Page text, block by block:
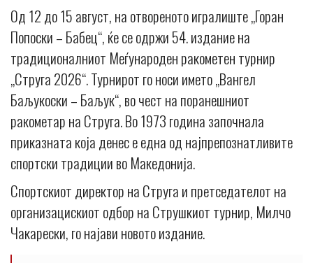
Од 12 до 15 август, на отвореното игралиште „Горан
Попоски – Бабец“, ќе се одржи 54. издание на
традиционалниот Меѓународен ракометен турнир
„Струга 2026“. Турнирот го носи името „Вангел
Баљукоски – Баљук“, во чест на поранешниот
ракометар на Струга. Во 1973 година започнала
приказната која денес е една од најпрепознатливите
спортски традиции во Македонија.
Спортскиот директор на Струга и претседателот на
организацискиот одбор на Струшкиот турнир, Милчо
Чакарески, го најави новото издание.